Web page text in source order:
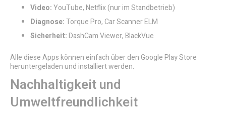
Video:YouTube, Netflix (nur im Standbetrieb)
Diagnose:Torque Pro, Car Scanner ELM
Sicherheit:DashCam Viewer, BlackVue
Alle diese Apps können einfach über den Google Play Store
heruntergeladen und installiert werden.
Nachhaltigkeit und
Umweltfreundlichkeit